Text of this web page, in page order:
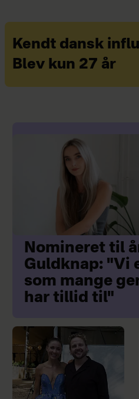
Kendt dansk
Blev kun 27 år
Nomineret til
Guldknap: "Vi
som mange
har tillid til"